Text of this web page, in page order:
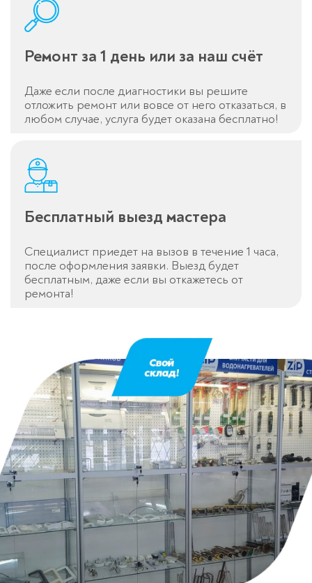
Ремонт за 1 день или за наш счёт
Даже если после диагностики вы решите
отложить ремонт или вовсе от него отказаться, в
любом случае, услуга будет оказана бесплатно!
Бесплатный выезд мастера
Специалист приедет на вызов в течение 1 часа,
после оформления заявки. Выезд будет
бесплатным, даже если вы откажетесь от
ремонта!